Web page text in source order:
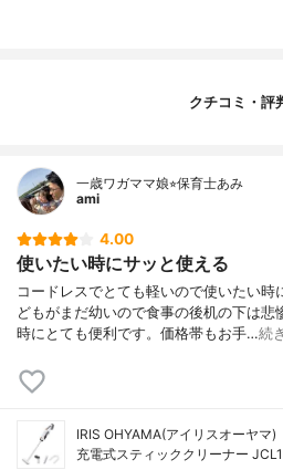
すき間ノズ
クチコミ・評
一歳ワガママ娘⭐︎保育士あみ
ami
4.00
使いたい時にサッと使える
コードレスでとても軽いので使いたい
どもがまだ幼いので食事の後机の下は悲
時にとても便利です。価格帯もお手…続
IRIS OHYAMA(アイリスオーヤマ)
充電式スティッククリーナー